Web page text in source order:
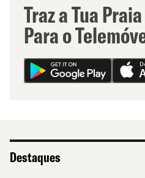
Traz a Tua Praia
Para o
Destaques